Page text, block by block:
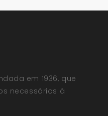
em 1936, que
necessários à